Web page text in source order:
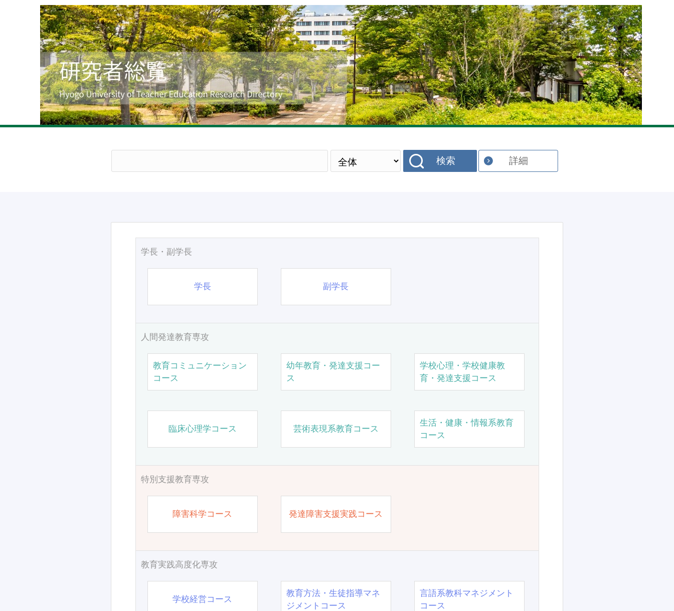
English
検索 詳細
学長・副学長
学長 副学長
人間発達教育専攻
教育コミュニケーション
コース
幼年教育・発達支援コー
ス
学校心理・学校健康教
育・発達支援コース
臨床心理学コース 芸術表現系教育コース
生活・健康・情報系教育
コース
特別支援教育専攻
障害科学コース 発達障害支援実践コース
教育実践高度化専攻
学校経営コース
教育方法・生徒指導マネ
ジメントコース
言語系教科マネジメント
コース